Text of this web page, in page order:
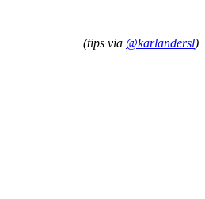
(tips via @karlandersl)